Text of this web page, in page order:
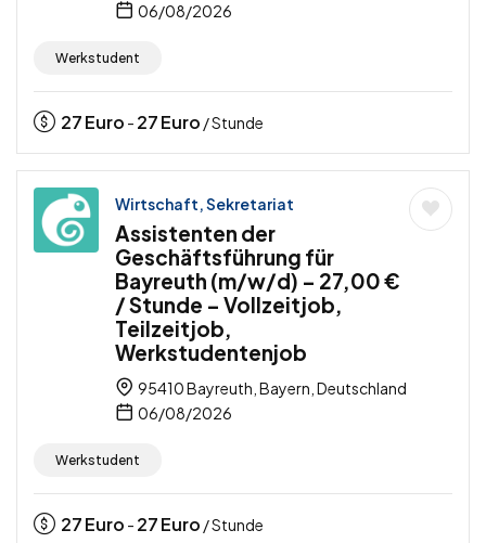
06/08/2026
Werkstudent
27Euro - 27Euro / Stunde
Wirtschaft, Sekretariat
Assistenten der
Geschäftsführung für
Bayreuth (m/w/d) – 27,00 €
/ Stunde – Vollzeitjob,
Teilzeitjob,
Werkstudentenjob
95410 Bayreuth, Bayern, Deutschland
06/08/2026
Werkstudent
27Euro - 27Euro / Stunde